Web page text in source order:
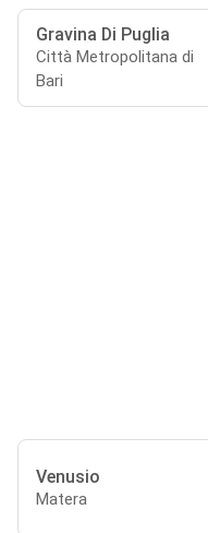
Gravina Di Puglia
Città Metropolitana di
Bari
Venusio
Matera